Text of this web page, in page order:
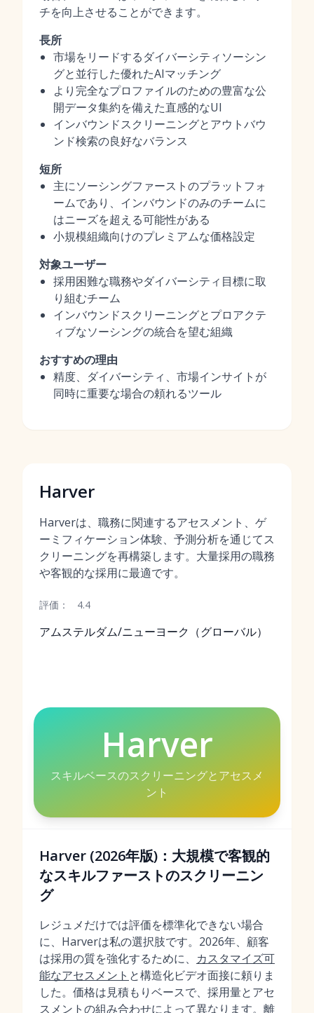
チを向上させることができます。
長所
市場をリードするダイバーシティソーシン
グと並行した優れたAIマッチング
より完全なプロファイルのための豊富な公
開データ集約を備えた直感的なUI
インバウンドスクリーニングとアウトバウ
ンド検索の良好なバランス
短所
主にソーシングファーストのプラットフォ
ームであり、インバウンドのみのチームに
はニーズを超える可能性がある
小規模組織向けのプレミアムな価格設定
対象ユーザー
採用困難な職務やダイバーシティ目標に取
り組むチーム
インバウンドスクリーニングとプロアクテ
ィブなソーシングの統合を望む組織
おすすめの理由
精度、ダイバーシティ、市場インサイトが
同時に重要な場合の頼れるツール
Harver
Harverは、職務に関連するアセスメント、ゲ
ーミフィケーション体験、予測分析を通じてス
クリーニングを再構築します。大量採用の職務
や客観的な採用に最適です。
評価： 4.4
アムステルダム/ニューヨーク（グローバル）
Harver
スキルベースのスクリーニングとアセスメ
ント
Harver (2026年版)：大規模で客観的
なスキルファーストのスクリーニン
グ
レジュメだけでは評価を標準化できない場合
に、Harverは私の選択肢です。2026年、顧客
は採用の質を強化するために、 カスタマイズ可
能なアセスメント と構造化ビデオ面接に頼りま
した。価格は見積もりベースで、採用量とアセ
スメントの組み合わせによって異なります。離